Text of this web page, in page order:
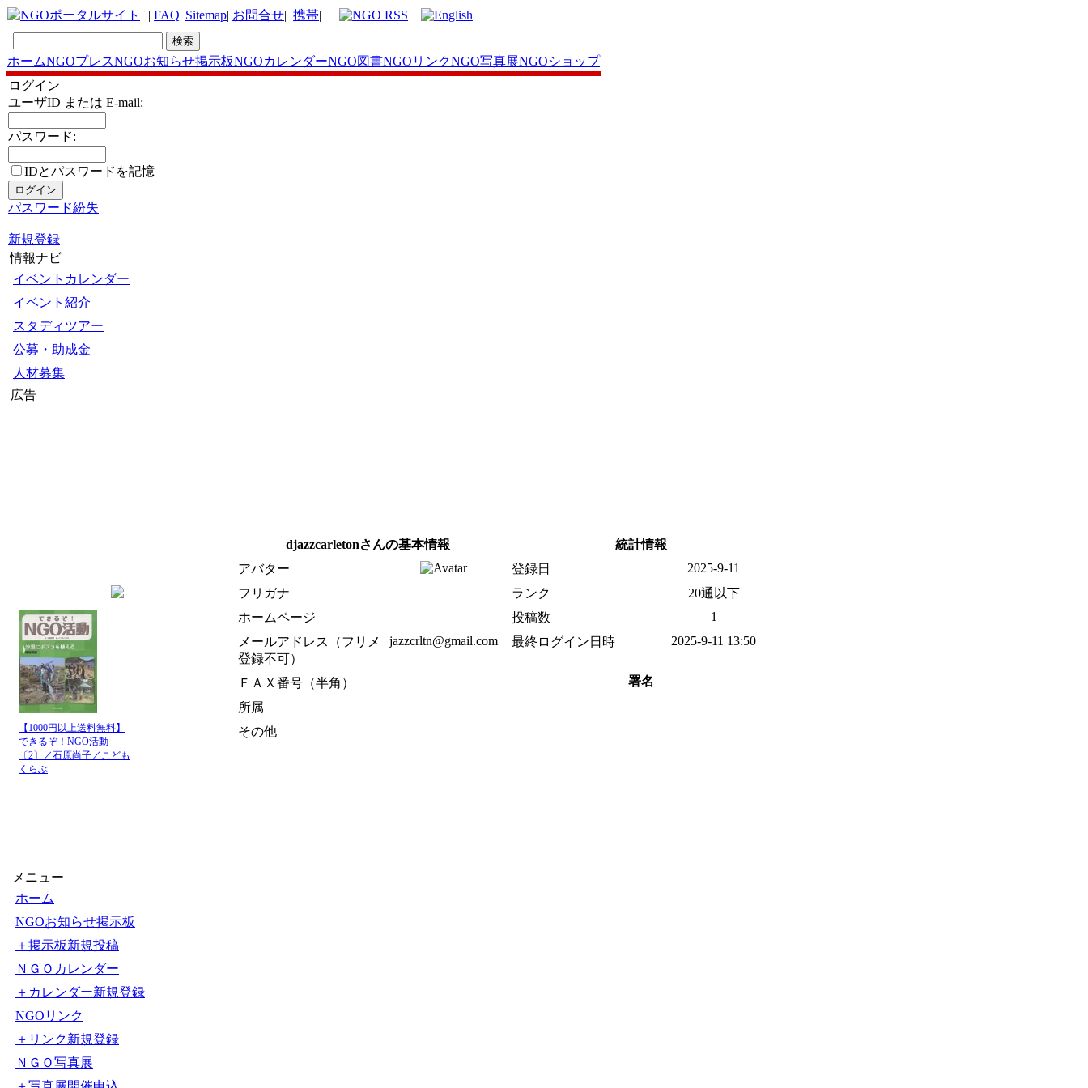
| FAQ| Sitemap| お問合せ| 携帯|
ホームNGOプレスNGOお知らせ掲示板NGOカレンダーNGO図書NGOリンクNGO写真展NGOショップ
ログイン
ユーザID または E-mail:
パスワード:
IDとパスワードを記憶
パスワード紛失
新規登録
情報ナビ
イベントカレンダー
イベント紹介
スタディツアー
公募・助成金
人材募集
広告
【1000円以上送料無料】
できるぞ！NGO活動
〔2〕／石原尚子／こども
くらぶ
メニュー
ホーム
NGOお知らせ掲示板
＋掲示板新規投稿
ＮＧＯカレンダー
＋カレンダー新規登録
NGOリンク
＋リンク新規登録
ＮＧＯ写真展
djazzcarletonさんの基本情報
アバター
フリガナ
ホームページ
メールアドレス（フリメ
登録不可）
jazzcrltn@gmail.com
ＦＡＸ番号（半角）
所属
その他
統計情報
登録日
2025-9-11
ランク
20通以下
投稿数
1
最終ログイン日時
2025-9-11 13:50
署名